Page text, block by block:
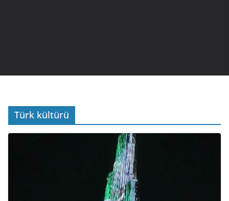
Türk kültürü